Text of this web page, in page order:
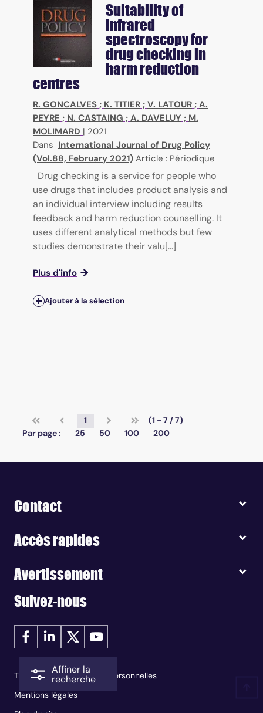
Affiner la
recherche
Suitability of
infrared
spectroscopy for
drug checking in
harm reduction
centres
R. GONCALVES ; K. TITIER ; V. LATOUR ; A.
PEYRE ; N. CASTAING ; A. DAVELUY ; M.
MOLIMARD | 2021
Dans International Journal of Drug Policy
(Vol.88, February 2021) Article : Périodique
Drug checking is a service for people who
use drugs that includes product analysis and
an individual interview including results
feedback and harm reduction counselling. It
uses different analytical methods but few
studies demonstrate their valu[...]
Plus d'info
Ajouter à la sélection
1
(1 - 7 / 7)
Par page :
25 50 100 200
Contact
Accès rapides
Avertissement
Suivez-nous
Traitement des données personnelles
Mentions légales